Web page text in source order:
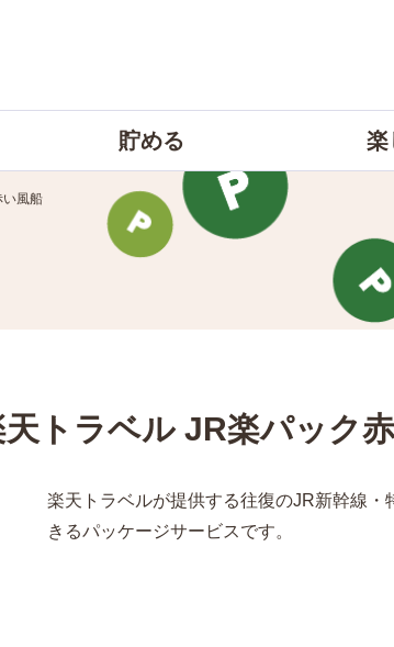
貯める 楽
い風船
天トラベル JR楽パック
楽天トラベルが提供する往復のJR新幹線
きるパッケージサービスです。